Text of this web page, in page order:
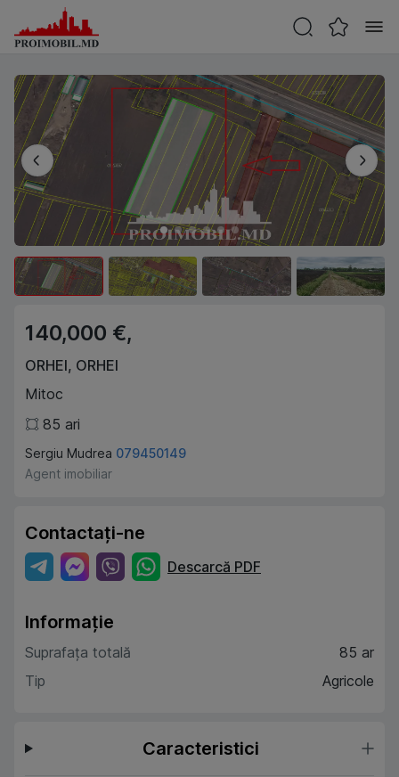
140,000 €,
ORHEI, ORHEI
Mitoc
85 ari
Sergiu Mudrea 079450149
Agent imobiliar
Contactați-ne
Descarcă PDF
Informație
Suprafața totală
85 ar
Tip
Agricole
Caracteristici